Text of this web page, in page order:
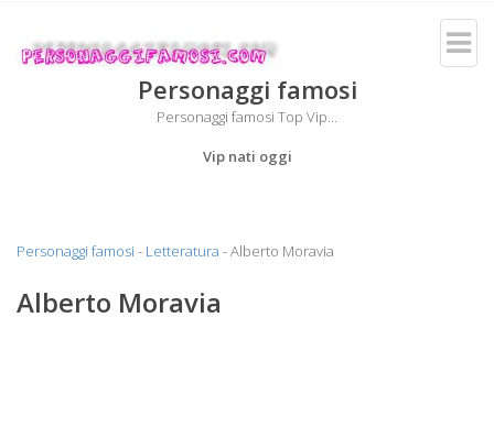
Personaggi famosi
Personaggi famosi Top Vip...
Vip nati oggi
Personaggi famosi - Letteratura - Alberto Moravia
Alberto Moravia